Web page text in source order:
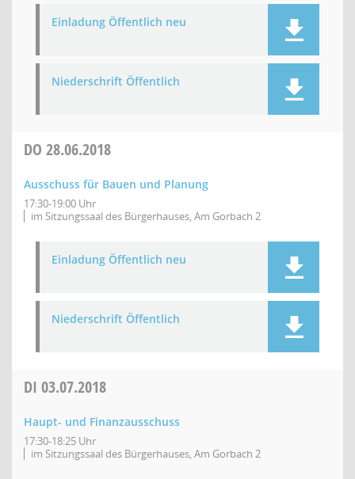
Einladung Öffentlich neu
Niederschrift Öffentlich
DO 28.06.2018
Ausschuss für Bauen und Planung
17:30-19:00 Uhr
im Sitzungssaal des Bürgerhauses, Am Gorbach 2
Einladung Öffentlich neu
Niederschrift Öffentlich
DI 03.07.2018
Haupt- und Finanzausschuss
17:30-18:25 Uhr
im Sitzungssaal des Bürgerhauses, Am Gorbach 2